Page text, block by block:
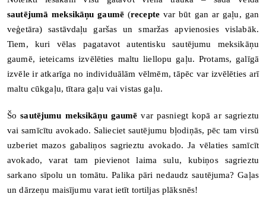
sautējumā meksikāņu gaumē (recepte var būt gan ar gaļu, gan
veģetāra) sastāvdaļu garšas un smaržas apvienosies vislabāk.
Tiem, kuri vēlas pagatavot autentisku sautējumu meksikāņu
gaumē, ieteicams izvēlēties maltu liellopu gaļu. Protams, galīgā
izvēle ir atkarīga no individuālām vēlmēm, tāpēc var izvēlēties arī
maltu cūkgaļu, tītara gaļu vai vistas gaļu.
Šosautējumu meksikāņu gaumē var pasniegt kopā ar sagrieztu
vai samīcītu avokado. Salieciet sautējumu bļodiņās, pēc tam virsū
uzberiet mazos gabaliņos sagrieztu avokado. Ja vēlaties samīcīt
avokado, varat tam pievienot laima sulu, kubiņos sagrieztu
sarkano sīpolu un tomātu. Palika pāri nedaudz sautējuma? Gaļas
un dārzeņu maisījumu varat ietīt tortiljas plāksnēs!